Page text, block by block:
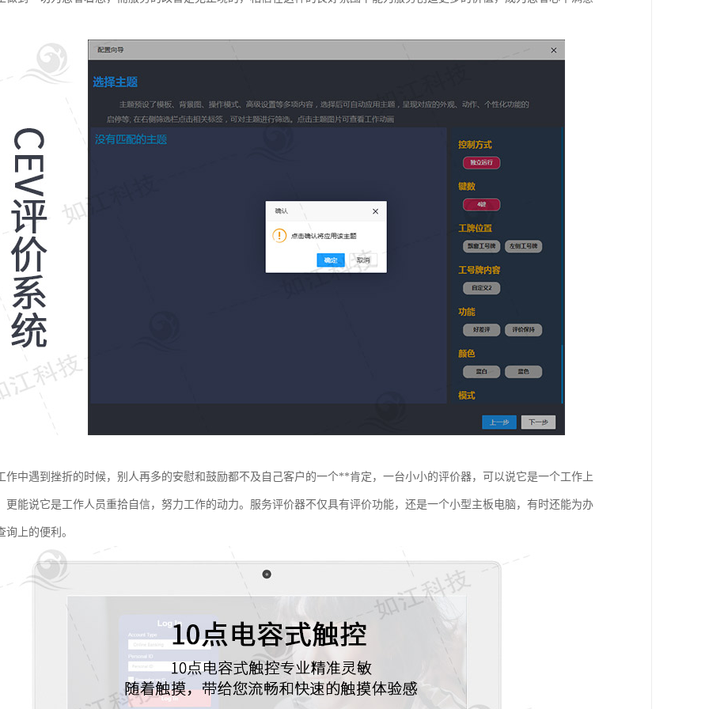
作中遇到挫折的时候，别人再多的安慰和鼓励都不及自己客户的一个**肯定，一台小小的评价器，可以说它是一个工作上
更能说它是工作人员重拾自信，努力工作的动力。服务评价器不仅具有评价功能，还是一个小型主板电脑，有时还能为办
询上的便利。